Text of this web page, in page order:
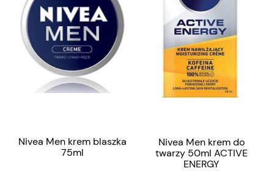
Nivea Men krem blaszka
75ml
Nivea Men krem do
twarzy 50ml ACTIVE
ENERGY